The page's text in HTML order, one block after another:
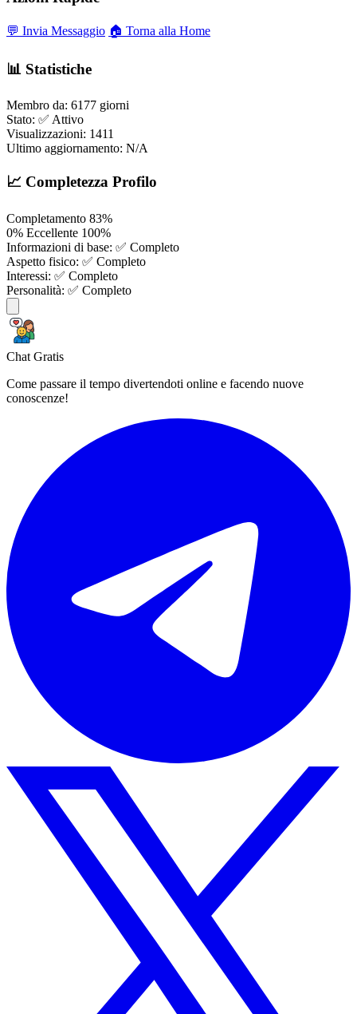
💬 Invia Messaggio 🏠 Torna alla Home
📊 Statistiche
Membro da: 6177 giorni
Stato: ✅ Attivo
Visualizzazioni: 1411
Ultimo aggiornamento: N/A
📈 Completezza Profilo
Completamento 83%
0% Eccellente 100%
Informazioni di base: ✅ Completo
Aspetto fisico: ✅ Completo
Interessi: ✅ Completo
Personalità: ✅ Completo
Chat Gratis
Come passare il tempo divertendoti online e facendo nuove
conoscenze!